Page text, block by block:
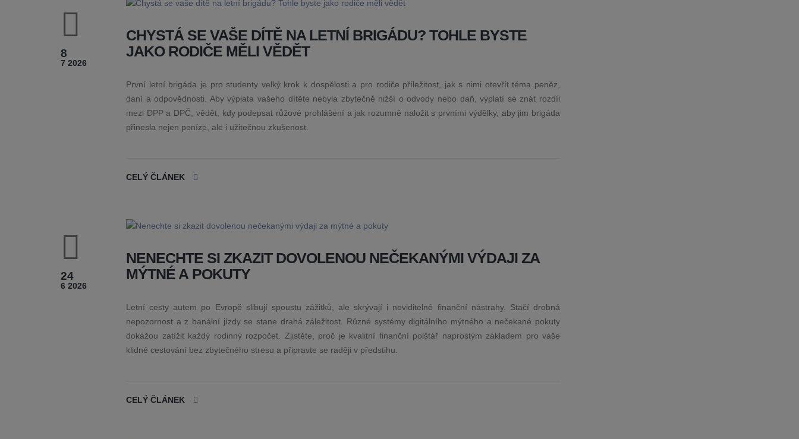
8
7 2026
CHYSTÁ SE VAŠE DÍTĚ NA LETNÍ BRIGÁDU? TOHLE BYSTE
JAKO RODIČE MĚLI VĚDĚT
První letní brigáda je pro studenty velký krok k dospělosti a pro rodiče příležitost, jak s nimi otevřít téma peněz,
daní a odpovědnosti. Aby výplata vašeho dítěte nebyla zbytečně nižší o odvody nebo daň, vyplatí se znát rozdíl
mezi DPP a DPČ, vědět, kdy podepsat růžové prohlášení a jak rozumně naložit s prvními výdělky, aby jim brigáda
přinesla nejen peníze, ale i užitečnou zkušenost.
CELÝ ČLÁNEK
24
6 2026
NENECHTE SI ZKAZIT DOVOLENOU NEČEKANÝMI VÝDAJI ZA
MÝTNÉ A POKUTY
Letní cesty autem po Evropě slibují spoustu zážitků, ale skrývají i neviditelné finanční nástrahy. Stačí drobná
nepozornost a z banální jízdy se stane drahá záležitost. Různé systémy digitálního mýtného a nečekané pokuty
dokážou zatížit každý rodinný rozpočet. Zjistěte, proč je kvalitní finanční polštář naprostým základem pro vaše
klidné cestování bez zbytečného stresu a připravte se raději v předstihu.
CELÝ ČLÁNEK